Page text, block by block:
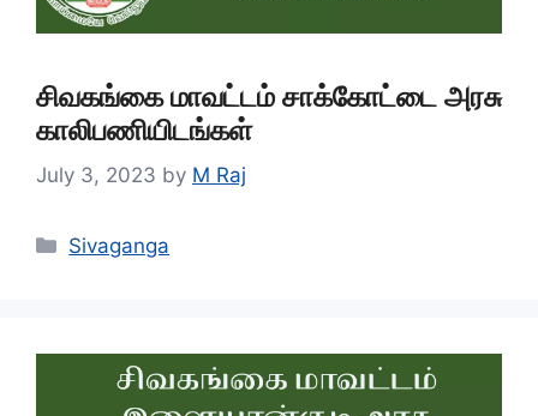
சிவகங்கை மாவட்டம் சாக்கோட்டை அரசு
காலிபணியிடங்கள்
July 3, 2023 by M Raj
Categories
Sivaganga